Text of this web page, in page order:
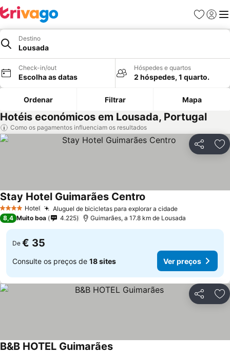
Favoritos
Iniciar
Destino
Lousada
Check-in/out
Escolha as datas
Hóspedes e quartos
2 hóspedes, 1 quarto.
Ordenar Filtrar Mapa
Hotéis económicos em Lousada, Portugal
Como os pagamentos influenciam os resultados
Partilhar
4 EstrelasHotel Aluguel de bicicletas para explorar a cidade
Stay Hotel Guimarães Centro
8,4 Muito boa 4.225 Guimarães, a 17.8 km de Lousada
De € 35
Consulte os preços de 18 sites Ver preços
Partilhar
B&B HOTEL Guimarães